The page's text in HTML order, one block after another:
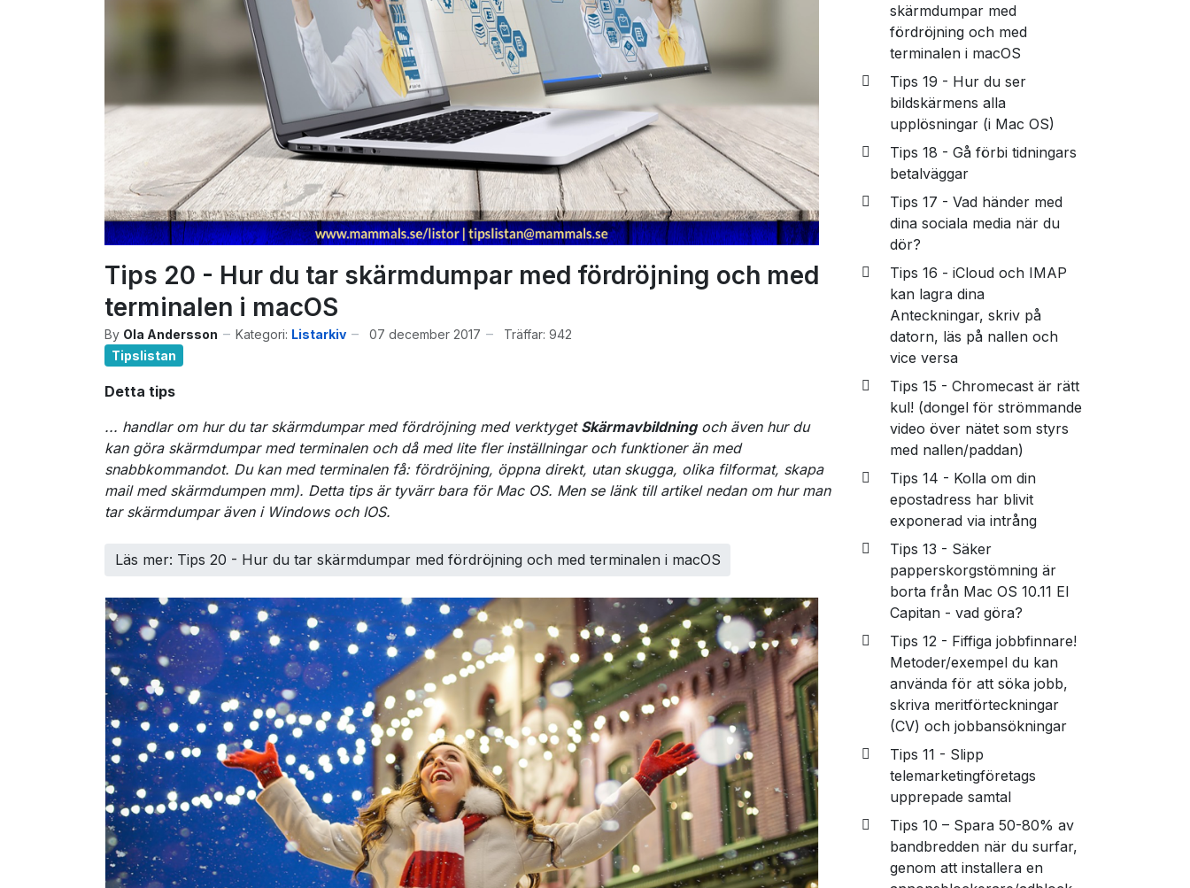
Tips 20 - Hur du tar skärmdumpar med fördröjning och med
terminalen i macOS
By Ola Andersson Kategori: Listarkiv 07 december 2017
Träffar: 942
Tipslistan
Detta tips
... handlar om hur du tar skärmdumpar med fördröjning med verktyget Skärmavbildningoch även hur du
kan göra skärmdumpar med terminalen och då med lite fler inställningar och funktioner än med
snabbkommandot. Du kan med terminalen få: fördröjning, öppna direkt, utan skugga, olika filformat, skapa
mail med skärmdumpen mm). Detta tips är tyvärr bara för Mac OS. Men se länk till artikel nedan om hur man
tar skärmdumpar även i Windows och IOS.
Läs mer: Tips 20 - Hur du tar skärmdumpar med fördröjning och med terminalen i macOS
skärmdumpar med
fördröjning och med
terminalen i macOS
Tips 19 - Hur du ser
bildskärmens alla
upplösningar (i Mac OS)
Tips 18 - Gå förbi tidningars
betalväggar
Tips 17 - Vad händer med
dina sociala media när du
dör?
Tips 16 - iCloud och IMAP
kan lagra dina
Anteckningar, skriv på
datorn, läs på nallen och
vice versa
Tips 15 - Chromecast är rätt
kul! (dongel för strömmande
video över nätet som styrs
med nallen/paddan)
Tips 14 - Kolla om din
epostadress har blivit
exponerad via intrång
Tips 13 - Säker
papperskorgstömning är
borta från Mac OS 10.11 El
Capitan - vad göra?
Tips 12 - Fiffiga jobbfinnare!
Metoder/exempel du kan
använda för att söka jobb,
skriva meritförteckningar
(CV) och jobbansökningar
Tips 11 - Slipp
telemarketingföretags
upprepade samtal
Tips 10 – Spara 50-80% av
bandbredden när du surfar,
genom att installera en